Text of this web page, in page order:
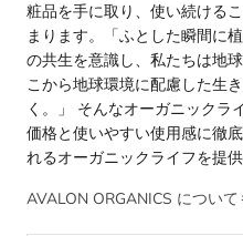
粧品を手に取り、使い続ける
まります。「ふとした瞬間に
の共生を意識し、私たちは地
こから地球環境に配慮した生
く。」 そんなオーガニックラ
価格と使いやすい使用感に徹
れるオーガニックライフを提供
AVALON ORGANICS につい